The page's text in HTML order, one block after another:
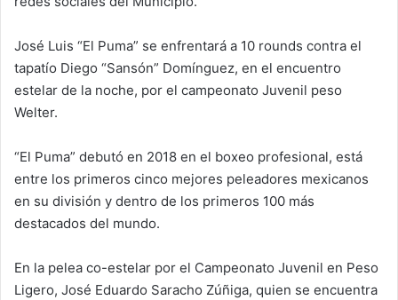
José Luis “El Puma” se enfrentará a 10 rounds contra el
tapatío Diego “Sansón” Domínguez, en el encuentro
estelar de la noche, por el campeonato Juvenil peso
Welter.
“El Puma” debutó en 2018 en el boxeo profesional, está
entre los primeros cinco mejores peleadores mexicanos
en su división y dentro de los primeros 100 más
destacados del mundo.
En la pelea co-estelar por el Campeonato Juvenil en Peso
Ligero, José Eduardo Saracho Zúñiga, quien se encuentra